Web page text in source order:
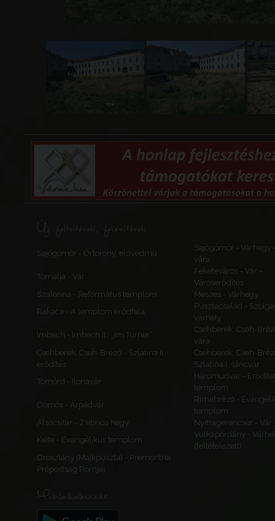
Új feltöltések, frissítések
Sajógömör - Őrtorony, elővédmű
Sajógömör - Várhegy
vára
Tornalja - Vár
Feketeváros - Vár -
Városerődítés
Szalonna - Református templom
Meszes - Várhegy
Rakaca - A templom erődfala
Pusztacsalád -
várhely
Imbach - Imbach II., „Im Turner”
Csehberek, Cseh-
vára
Csehberek, Cseh-Brézó - Szlatina II.
erődítés
Csehberek, Cseh-
Szlatina I. sáncvár
Tömörd - Ilonavár
Háromudvar -
templom
Dömös - Árpádvár
Rimabrézó -
templom
Alsócsitár - Zsibrica hegy
Nyitragerencsér - Vár
Kiéte - Evangélikus templom
Vulkapordány -
(feltételezett)
Oroszlány (Majkpuszta) - Premontrei
Prépostság Romjai
Mobilalkalmazás